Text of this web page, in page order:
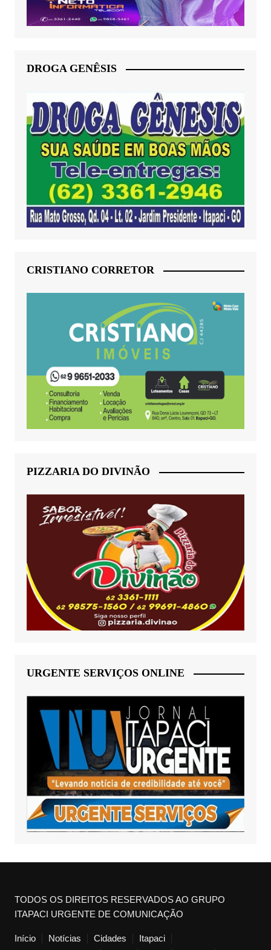
DROGA GENÊSIS
CRISTIANO CORRETOR
PIZZARIA DO DIVINÃO
URGENTE SERVIÇOS ONLINE
TODOS OS DIREITOS RESERVADOS AO GRUPO
ITAPACI URGENTE DE COMUNICAÇÃO
Início Notícias Cidades
Itapaci